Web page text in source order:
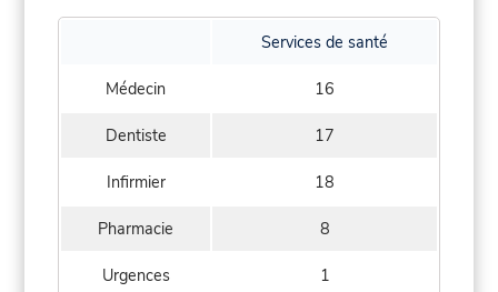
Services de santé
Médecin 16
Dentiste 17
Infirmier 18
Pharmacie 8
Urgences 1